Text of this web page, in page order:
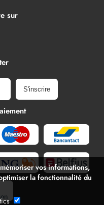
sur
vos informations,
la fonctionnalité du